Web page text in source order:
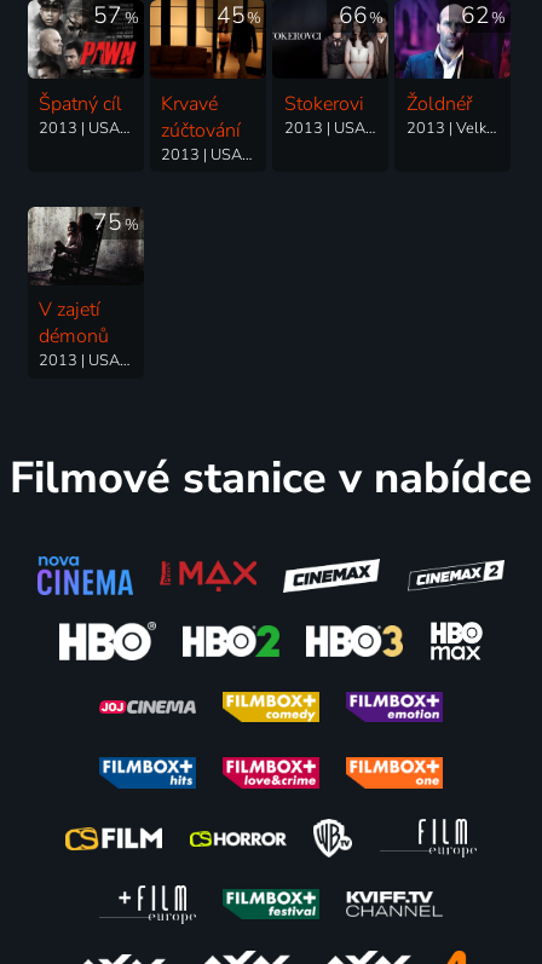
57%
Špatný cíl
2013 | USA | Krimi, Akční, Drama, Mysteriózní, Thriller
45%
Krvavé
zúčtování
2013 | USA | Drama, Akční, Krimi, Mysteriózní, Thriller
66%
Stokerovi
2013 | USA, Velká Británie | Thriller, Drama, Horor, Mysteriózní
62%
Žoldnéř
2013 | Velká Británie, USA | Akční, Drama, Krimi, Mysteriózní, Thriller
75%
V zajetí
démonů
2013 | USA | Horor, Mysteriózní, Thriller
Filmové stanice v nabídce